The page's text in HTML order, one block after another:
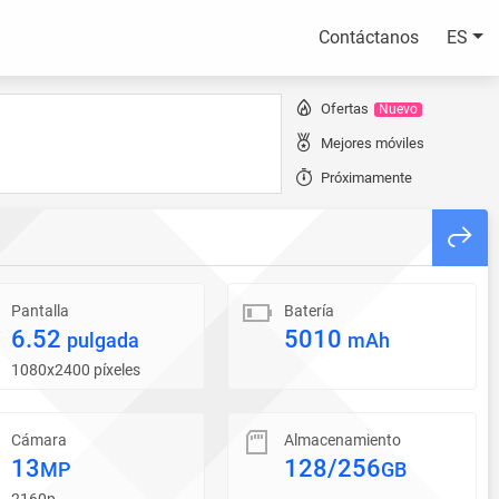
Contáctanos ES
Ofertas Nuevo
Mejores móviles
Próximamente
Pantalla
6.52 pulgada
1080x2400 píxeles
Batería
5010 mAh
Cámara
13MP
Almacenamiento
128/256GB